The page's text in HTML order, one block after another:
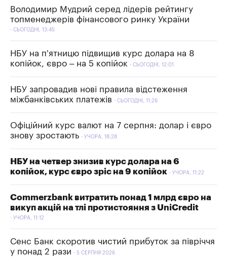
Володимир Мудрий серед лідерів рейтингу
топменеджерів фінансового ринку України
СЬОГОДНІ, 13:45
НБУ на п'ятницю підвищив курс долара на 8
копійок, євро – на 5 копійок
СЬОГОДНІ, 12:01
НБУ запровадив нові правила відстеження
міжбанківських платежів
СЬОГОДНІ, 11:26
Офіційний курс валют на 7 серпня: долар і євро
знову зростають
УЧОРА, 18:28
НБУ на четвер знизив курс долара на 6
копійок, курс євро зріс на 9 копійок
УЧОРА, 11:22
Commerzbank витратить понад 1 млрд євро на
викуп акцій на тлі протистояння з UniCredit
УЧОРА, 11:12
Сенс Банк скоротив чистий прибуток за півріччя
у понад 2 рази
5 СЕРПНЯ 2026